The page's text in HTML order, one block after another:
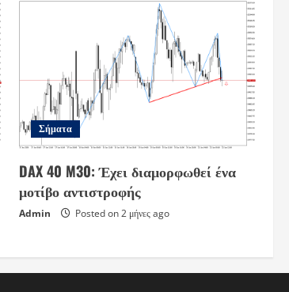
Σήματα
DAX 40 M30: Έχει διαμορφωθεί ένα
μοτίβο αντιστροφής
Admin Posted on 2 μήνες ago